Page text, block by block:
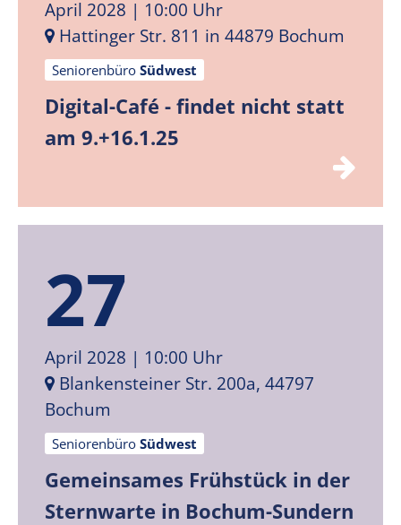
April 2028 | 10:00 Uhr
Hattinger Str. 811 in 44879 Bochum
Seniorenbüro Südwest
Digital-Café - findet nicht statt
am 9.+16.1.25
27
April 2028 | 10:00 Uhr
Blankensteiner Str. 200a, 44797
Bochum
Seniorenbüro Südwest
Gemeinsames Frühstück in der
Sternwarte in Bochum-Sundern